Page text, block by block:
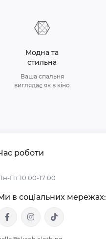
Модна та
стильна
Ваша спальня
виглядає як в кіно
роботи
Пт 10:00-17:00
в соціальних мережах: